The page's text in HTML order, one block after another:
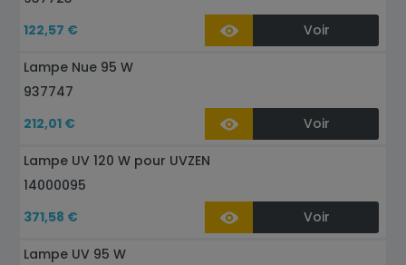
122,57 €
Voir
Lampe Nue 95 W
937747
212,01 €
Voir
Lampe UV 120 W pour UVZEN
14000095
371,58 €
Voir
Lampe UV 95 W